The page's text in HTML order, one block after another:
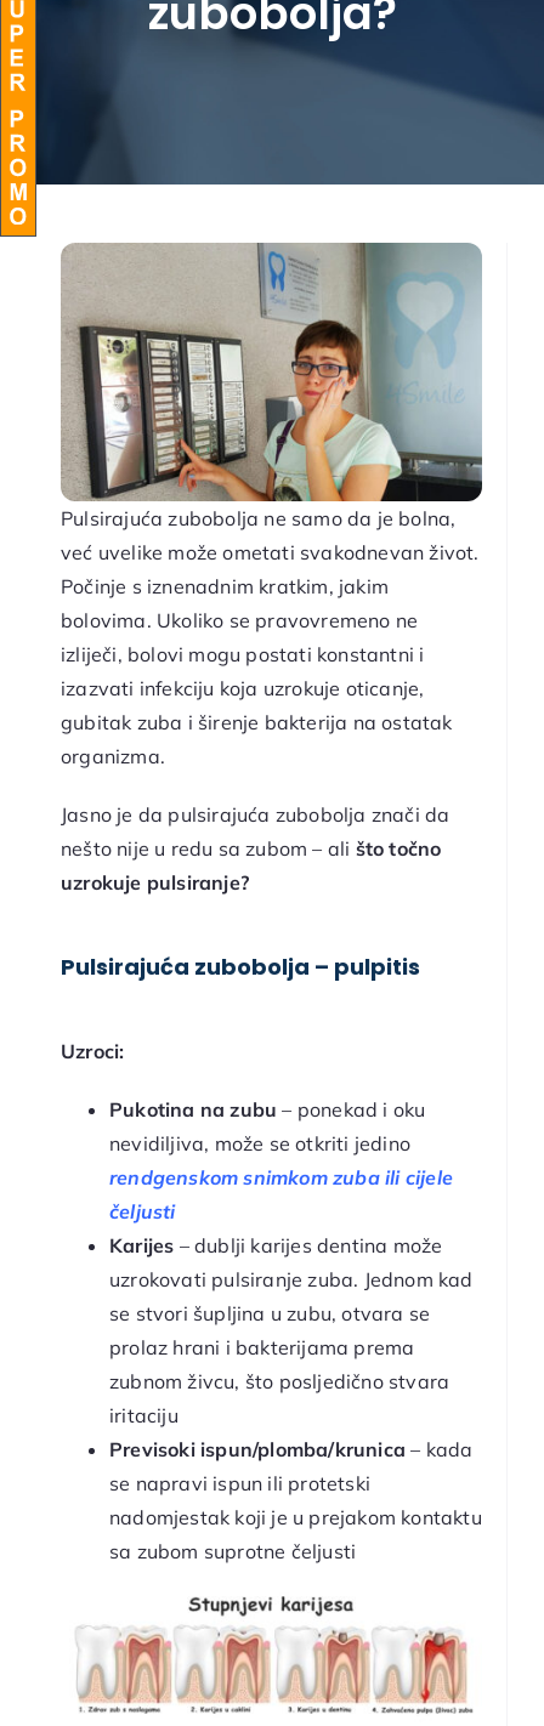
zubobolja?
Pulsirajuća zubobolja ne samo da je bolna,
već uvelike može ometati svakodnevan život.
Počinje s iznenadnim kratkim, jakim
bolovima. Ukoliko se pravovremeno ne
izliječi, bolovi mogu postati konstantni i
izazvati infekciju koja uzrokuje oticanje,
gubitak zuba i širenje bakterija na ostatak
organizma.
Jasno je da pulsirajuća zubobolja znači da
nešto nije u redu sa zubom – ali što točno
uzrokuje pulsiranje?
Pulsirajuća zubobolja – pulpitis
Uzroci:
Pukotina na zubu– ponekad i oku
nevidiljiva, može se otkriti jedino
rendgenskom snimkom zuba ili cijele
čeljusti
Karijes – dublji karijes dentina može
uzrokovati pulsiranje zuba. Jednom kad
se stvori šupljina u zubu, otvara se
prolaz hrani i bakterijama prema
zubnom živcu, što posljedično stvara
iritaciju
Previsoki ispun/plomba/krunica – kada
se napravi ispun ili protetski
nadomjestak koji je u prejakom kontaktu
sa zubom suprotne čeljusti